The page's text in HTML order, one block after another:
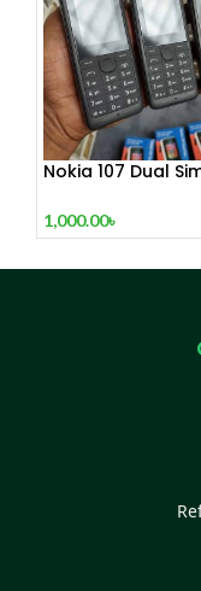
Nokia 107 Dual
1,000.00৳